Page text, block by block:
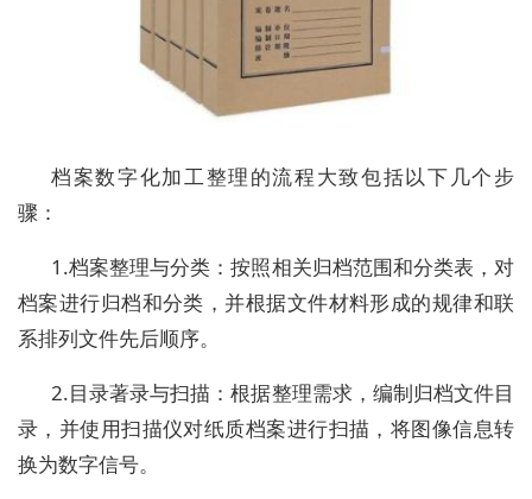
档案数字化加工整理的流程大致包括以下几个步
骤：
1.档案整理与分类：按照相关归档范围和分类表，对
档案进行归档和分类，并根据文件材料形成的规律和联
系排列文件先后顺序。
2.目录著录与扫描：根据整理需求，编制归档文件目
录，并使用扫描仪对纸质档案进行扫描，将图像信息转
换为数字信号。